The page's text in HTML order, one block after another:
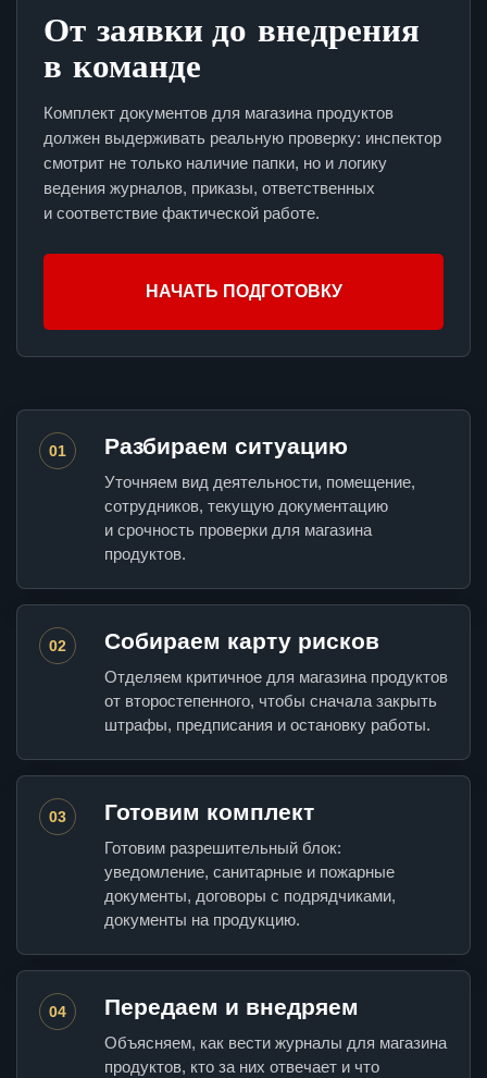
От заявки до внедрения
в команде
Комплект документов для магазина продуктов
должен выдерживать реальную проверку: инспектор
смотрит не только наличие папки, но и логику
ведения журналов, приказы, ответственных
и соответствие фактической работе.
НАЧАТЬ ПОДГОТОВКУ
01 Разбираем ситуацию
Уточняем вид деятельности, помещение,
сотрудников, текущую документацию
и срочность проверки для магазина
продуктов.
02 Собираем карту рисков
Отделяем критичное для магазина продуктов
от второстепенного, чтобы сначала закрыть
штрафы, предписания и остановку работы.
03 Готовим комплект
Готовим разрешительный блок:
уведомление, санитарные и пожарные
документы, договоры с подрядчиками,
документы на продукцию.
04 Передаем и внедряем
Объясняем, как вести журналы для магазина
продуктов, кто за них отвечает и что